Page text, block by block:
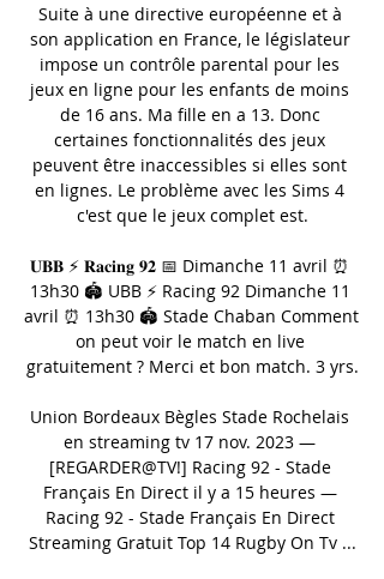
Suite à une directive européenne et à
son application en France, le législateur
impose un contrôle parental pour les
jeux en ligne pour les enfants de moins
de 16 ans. Ma fille en a 13. Donc
certaines fonctionnalités des jeux
peuvent être inaccessibles si elles sont
en lignes. Le problème avec les Sims 4
c'est que le jeux complet est.
𝐔𝐁𝐁 ⚡ 𝐑𝐚𝐜𝐢𝐧𝐠 𝟗𝟐 📅 Dimanche 11 avril ⏰
13h30 🏟️ UBB ⚡ Racing 92 Dimanche 11
avril ⏰ 13h30 🏟️ Stade Chaban Comment
on peut voir le match en live
gratuitement ? Merci et bon match. 3 yrs.
Union Bordeaux Bègles Stade Rochelais
en streaming tv 17 nov. 2023 —
[REGARDER@TV!] Racing 92 - Stade
Français En Direct il y a 15 heures —
Racing 92 - Stade Français En Direct
Streaming Gratuit Top 14 Rugby On Tv ...